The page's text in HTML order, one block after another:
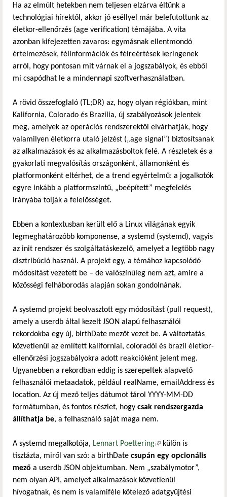
Ha az elmúlt hetekben nem teljesen elzárva éltünk a
technológiai hírektől, akkor jó eséllyel már belefutottunk az
életkor-ellenőrzés (age verification) témájába. A vita
azonban kifejezetten zavaros: egymásnak ellentmondó
értelmezések, félinformációk és félreértések keringenek
arról, hogy pontosan mit várnak el a jogszabályok, és ebből
mi csapódhat le a mindennapi szoftverhasználatban.
A rövid összefoglaló (TL;DR) az, hogy olyan régiókban, mint
Kalifornia, Colorado és Brazília, új szabályozások jelentek
meg, amelyek az operációs rendszerektől elvárhatják, hogy
valamilyen életkorra utaló jelzést („age signal”) biztosítsanak
az alkalmazások és az alkalmazásboltok felé. A részletek és a
gyakorlati megvalósítás országonként, államonként és
platformonként eltérhet, de a trend egyértelmű: a jogalkotók
egyre inkább a platformszintű, „beépített” megfelelés
irányába tolják a felelősséget.
Ebben a kontextusban került elő a Linux világának egyik
legmeghatározóbb komponense, a systemd (systemd), vagyis
az init rendszer és szolgáltatáskezelő, amelyet a legtöbb nagy
disztribúció használ. A projekt egy, a témához kapcsolódó
módosítást vezetett be – de valószínűleg nem azt, amire a
közösségi felháborodás alapján sokan gondolnának.
A systemd projekt beolvasztott egy módosítást (pull request),
amely a userdb által kezelt JSON alapú felhasználói
rekordokba egy új, birthDate mezőt vezet be. A változtatás
közvetlenül az említett kaliforniai, coloradói és brazil életkor-
ellenőrzési jogszabályokra adott reakcióként jelent meg.
Ugyanebben a rekordban eddig is szerepeltek alapvető
felhasználói metaadatok, például realName, emailAddress és
location. Az új mező teljes dátumot tárol YYYY-MM-DD
formátumban, és fontos részlet, hogy csak rendszergazda
állíthatja be, a felhasználó saját maga nem.
A systemd megalkotója, Lennart Poettering(külső hivatkozás)
külön is
tisztázta, miről van szó: a birthDate csupán egy opcionális
mező a userdb JSON objektumban. Nem „szabálymotor”,
nem olyan API, amelyet alkalmazások közvetlenül
hívogatnak, és nem is valamiféle kötelező adatgyűjtési